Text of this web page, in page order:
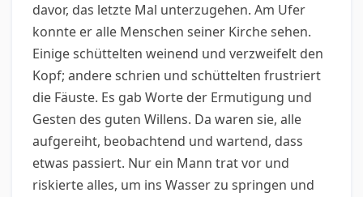
davor, das letzte Mal unterzugehen. Am Ufer
konnte er alle Menschen seiner Kirche sehen.
Einige schüttelten weinend und verzweifelt den
Kopf; andere schrien und schüttelten frustriert
die Fäuste. Es gab Worte der Ermutigung und
Gesten des guten Willens. Da waren sie, alle
aufgereiht, beobachtend und wartend, dass
etwas passiert. Nur ein Mann trat vor und
riskierte alles, um ins Wasser zu springen und